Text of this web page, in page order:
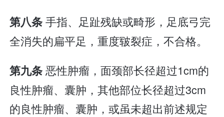
第八条手指、足趾残缺或畸形，足底弓完
全消失的扁平足，重度皲裂症，不合格。
第九条恶性肿瘤，面颈部长径超过1cm的
良性肿瘤、囊肿，其他部位长径超过3cm
的良性肿瘤、囊肿，或虽未超出前述规定